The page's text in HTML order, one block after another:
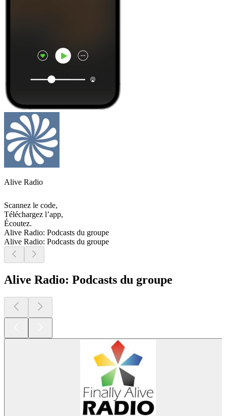
Alive Radio
Scannez le code,
Téléchargez l’app,
Écoutez.
Alive Radio: Podcasts du groupe
Alive Radio: Podcasts du groupe
Alive Radio: Podcasts du groupe